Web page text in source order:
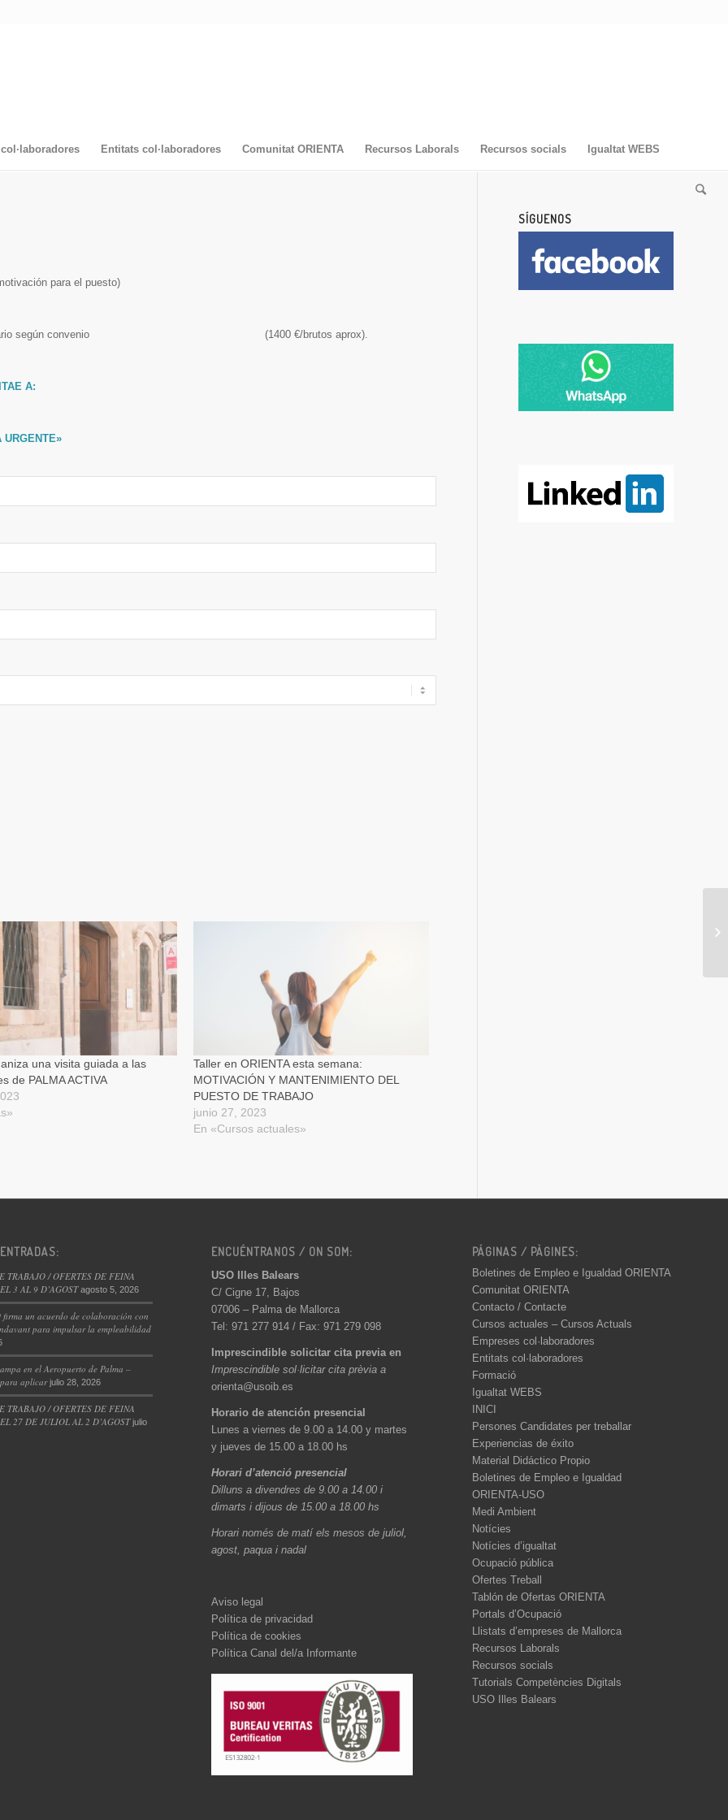
Entitats col·laboradores Comunitat ORIENTA Recursos Laborals Recursos socials Igualtat WEBS
para el puesto)
Salario según convenio (1400 €/brutos aprox).
A:
URGENTE»
una visita guiada a las
de PALMA ACTIVA
Taller en ORIENTA esta semana:
MOTIVACIÓN Y MANTENIMIENTO DEL
PUESTO DE TRABAJO
junio 27, 2023
En «Cursos actuales»
SÍGUENOS
TRABAJO / OFERTES DE FEINA
3 AL 9 D’AGOST agosto 5, 2026
firma un acuerdo de colaboración con
para impulsar la empleabilidad
en el Aeropuerto de Palma –
aplicar julio 28, 2026
TRABAJO / OFERTES DE FEINA
27 DE JULIOL AL 2 D’AGOST julio
ENCUÉNTRANOS / ON SOM:
USO Illes Balears
C/ Cigne 17, Bajos
07006 – Palma de Mallorca
Tel: 971 277 914 / Fax: 971 279 098
Imprescindible solicitar cita previa en
Imprescindible sol·licitar cita prèvia a
orienta@usoib.es
Horario de atención presencial
Lunes a viernes de 9.00 a 14.00 y martes
y jueves de 15.00 a 18.00 hs
Horari d’atenció presencial
Dilluns a divendres de 9.00 a 14.00 i
dimarts i dijous de 15.00 a 18.00 hs
Horari només de matí els mesos de juliol,
agost, paqua i nadal
Aviso legal
Política de privacidad
Política de cookies
Política Canal del/a Informante
PÁGINAS / PÀGINES:
Boletines de Empleo e Igualdad ORIENTA
Comunitat ORIENTA
Contacto / Contacte
Cursos actuales – Cursos Actuals
Empreses col·laboradores
Entitats col·laboradores
Formació
Igualtat WEBS
INICI
Persones Candidates per treballar
Experiencias de éxito
Material Didáctico Propio
Boletines de Empleo e Igualdad
ORIENTA-USO
Medi Ambient
Notícies
Notícies d’igualtat
Ocupació pública
Ofertes Treball
Tablón de Ofertas ORIENTA
Portals d’Ocupació
Llistats d’empreses de Mallorca
Recursos Laborals
Recursos socials
Tutorials Competències Digitals
USO Illes Balears